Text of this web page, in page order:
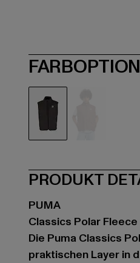
PRODUKT
PUMA
Classics Polar Fleece
Die Puma Classics
praktischen Layer in